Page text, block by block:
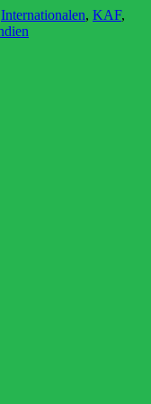
Internationalen, KAF,